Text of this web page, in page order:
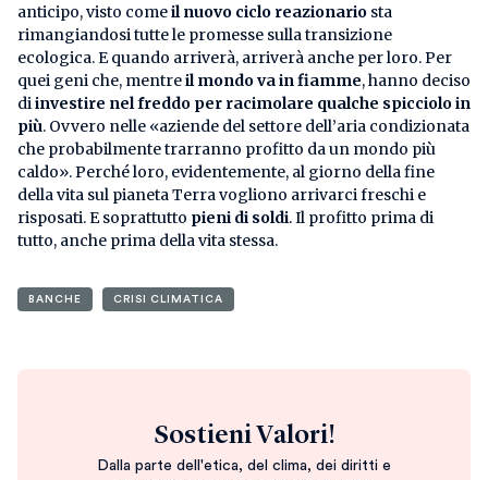
anticipo, visto comeil nuovo ciclo reazionario sta
rimangiandosi tutte le promesse sulla transizione
ecologica. E quando arriverà, arriverà anche per loro. Per
quei geni che, mentreil mondo va in fiamme, hanno deciso
di investire nel freddo per racimolare qualche spicciolo in
più. Ovvero nelle «aziende del settore dell’aria condizionata
che probabilmente trarranno profitto da un mondo più
caldo». Perché loro, evidentemente, al giorno della fine
della vita sul pianeta Terra vogliono arrivarci freschi e
risposati. E soprattutto pieni di soldi. Il profitto prima di
tutto, anche prima della vita stessa.
BANCHE CRISI CLIMATICA
Sostieni Valori!
Dalla parte dell'etica, del clima, dei diritti e